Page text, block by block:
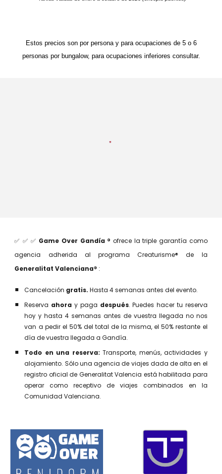
Estos precios son por persona y para ocupaciones de 5 o 6
personas por bungalow, para ocupaciones inferiores consultar.
✅ ✅ ✅ Game Over Gandía ® ofrece la triple garantía como
agencia adherida al programaCreaturisme® de la
Generalitat Valenciana® :
Cancelación gratis.Hasta 4 semanas antes del evento.
Reserva ahora y paga después.Puedes hacer tu reserva
hoy y hasta 4 semanas antes de vuestra llegada no nos
van a pedir el 50% del total de la misma, el 50% restante el
día de vuestra llegada a Gandía.
Todo en una reserva:Transporte, menús, actividades y
alojamiento. Sólo una agencia de viajes dada de alta en el
registro oficial de Generalitat Valencia está habilitada para
operar como receptivo de viajes combinados en la
Comunidad Valenciana.